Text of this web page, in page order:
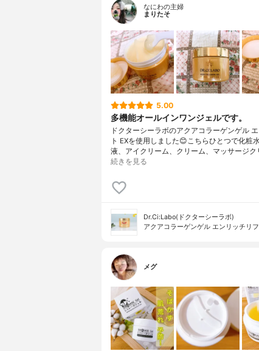
なにわの主婦
まりたそ
5.00
多機能オールインワンジェルです。
ドクターシーラボのアクアコラーゲンゲル
ト EXを使用しました😊こちらひとつで化粧
液、アイクリーム、クリーム、マッサージ
続きを見る
Dr.Ci:Labo(ドクターシーラボ)
アクアコラーゲンゲル エンリッチリ
メグ